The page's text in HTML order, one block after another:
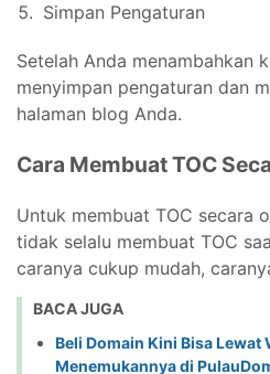
Simpan Pengaturan
Setelah Anda menambahkan
menyimpan pengaturan dan
halaman blog Anda.
Cara Membuat TOC
Untuk membuat TOC secara
tidak selalu membuat TOC
caranya cukup mudah,
BACA JUGA
Beli Domain Kini Bisa Lewat
Menemukannya di